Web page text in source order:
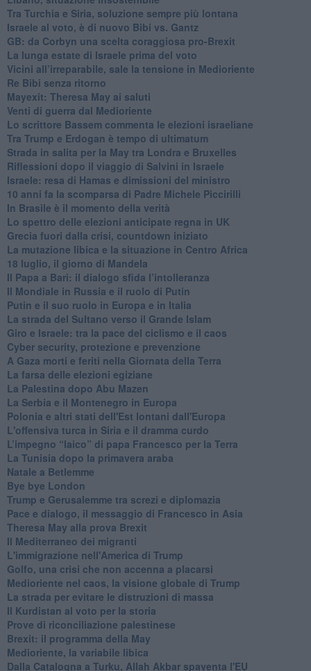
Tra Turchia e Siria, soluzione sempre più lontana
Israele al voto, è di nuovo Bibi vs. Gantz
GB: da Corbyn una scelta coraggiosa pro-Brexit
La lunga estate di Israele prima del voto
Vicini all’irreparabile, sale la tensione in Medioriente
Re Bibi senza ritorno
Mayexit: Theresa May ai saluti
Venti di guerra dal Medioriente
Lo scrittore Bassem commenta le elezioni israeliane
Tra Trump e Erdogan è tempo di ultimatum
Strada in salita per la May tra Londra e Bruxelles
Riflessioni dopo il viaggio di Salvini in Israele
Israele: resa di Hamas e dimissioni del ministro
10 anni fa la scomparsa di Padre Michele Piccirilli
In Brasile è il momento della verità
Lo spettro delle elezioni anticipate regna in UK
Grecia fuori dalla crisi, countdown iniziato
La mutazione libica e la situazione in Centro Africa
18 luglio, il giorno di Mandela
Il Papa a Bari: il dialogo sfida l’intolleranza
Il Mondiale in Russia e il ruolo di Putin
Putin e il suo ruolo in Europa e in Italia
La strada del Sultano verso il Grande Islam
Giro e Israele: tra la pace del ciclismo e il caos
Cyber security, protezione e prevenzione
A Gaza morti e feriti nella Giornata della Terra
La farsa delle elezioni egiziane
La Palestina dopo Abu Mazen
La Serbia e il Montenegro in Europa
Polonia e altri stati dell'Est lontani dall'Europa
L'offensiva turca in Siria e il dramma curdo
L’impegno “laico” di papa Francesco per la Terra
La Tunisia dopo la primavera araba
Natale a Betlemme
Bye bye London
Trump e Gerusalemme tra screzi e diplomazia
Pace e dialogo, il messaggio di Francesco in Asia
Theresa May alla prova Brexit
Il Mediterraneo dei migranti
L'immigrazione nell'America di Trump
Golfo, una crisi che non accenna a placarsi
Medioriente nel caos, la visione globale di Trump
La strada per evitare le distruzioni di massa
Il Kurdistan al voto per la storia
Prove di riconciliazione palestinese
Brexit: il programma della May
Medioriente, la variabile libica
Dalla Catalogna a Turku, Allah Akbar spaventa l'EU